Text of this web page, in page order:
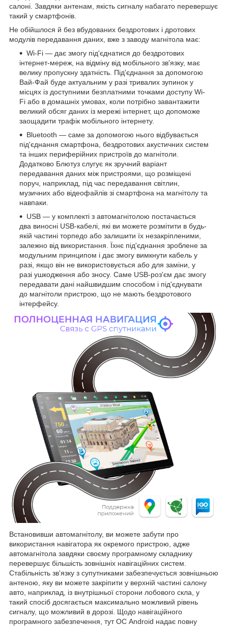
салоні. Завдяки антенам, якість сигналу набагато перевершує
такий у смартфонів.
Не обійшлося й без вбудованих бездротових і дротових
модулів передавання даних, вже з заводу магнітола має:
Wi-Fi — дає змогу під'єднатися до бездротових
інтернет-мереж, на відміну від мобільного зв'язку, має
велику пропускну здатність. Під'єднання за допомогою
Вай-Фай буде актуальним у разі тривалих зупинок у
місцях із доступними безплатними точками доступу Wi-
Fi або в домашніх умовах, коли потрібно завантажити
великий обсяг даних із мережі інтернет, що допоможе
заощадити трафік мобільного інтернету.
Bluetooth — саме за допомогою нього відбувається
під'єднання смартфона, бездротових акустичних систем
та інших периферійних пристроїв до магнітоли.
Додатково Блютуз слугує як зручний варіант
передавання даних між пристроями, що розміщені
поруч, наприклад, під час передавання світлин,
музичних або відеофайлів зі смартфона на магнітолу та
навпаки.
USB — у комплекті з автомагнітолою постачається
два виносні USB-кабелі, які ви можете розмітити в будь-
якій частині торпедо або залишити їх незакріпленими,
залежно від використання. Їхнє під'єднання зроблене за
модульним принципом і дає змогу вимкнути кабель у
разі, якщо він не використовується або для заміни, у
разі ушкодження або зносу. Саме USB-роз'єм дає змогу
передавати дані найшвидшим способом і під'єднувати
до магнітоли пристрою, що не мають бездротового
інтерфейсу.
Встановивши автомагнітолу, ви можете забути про
використання навігатора як окремого пристрою, адже
автомагнітола завдяки своєму програмному складнику
перевершує більшість зовнішніх навігаційних систем.
Стабільність зв'язку з супутниками забезпечується зовнішньою
антеною, яку ви можете закріпити у верхній частині салону
авто, наприклад, із внутрішньої сторони лобового скла, у
такий спосіб досягається максимально можливий рівень
сигналу, що можливий в дорозі. Щодо навігаційного
програмного забезпечення, тут ОС Android надає повну